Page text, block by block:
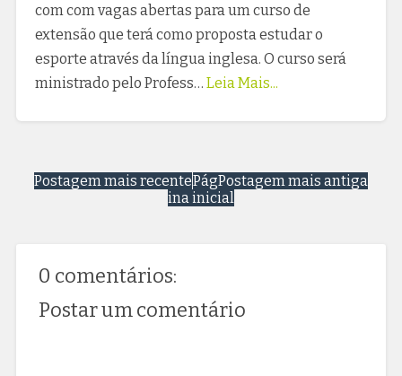
com com vagas abertas para um curso de
extensão que terá como proposta estudar o
esporte através da língua inglesa. O curso será
ministrado pelo Profess… Leia Mais...
Postagem mais recente Postagem mais antiga
Pág
ina inicial
0 comentários:
Postar um comentário